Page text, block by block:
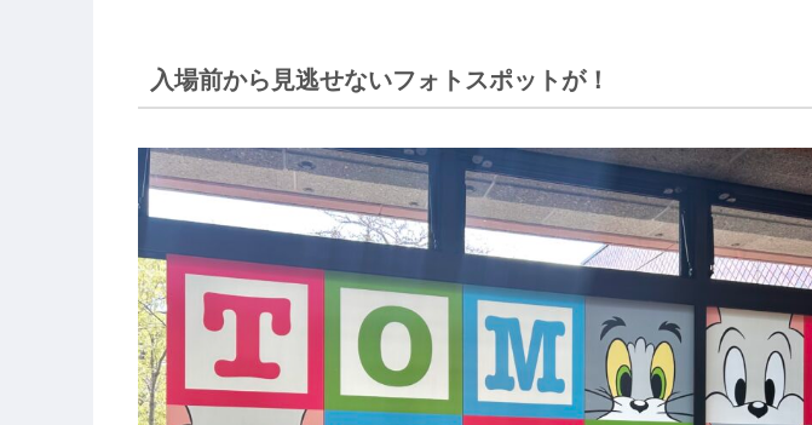
入場前から見逃せないフォトスポットが！